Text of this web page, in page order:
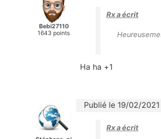
Bebi27110
1643 points
Rx a écrit
Ha ha +1
Publié le 19/02/
Rx a écrit